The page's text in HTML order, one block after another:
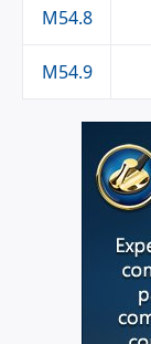
M54.8
M54.9